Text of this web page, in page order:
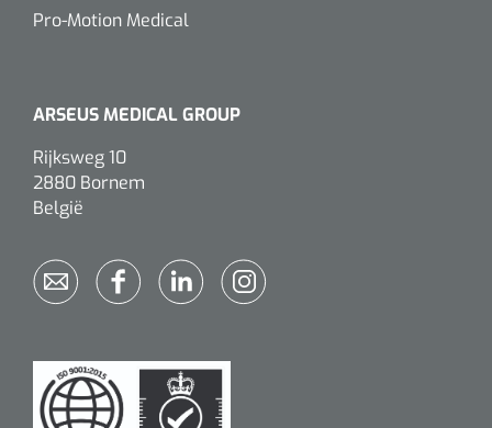
Pro-Motion Medical
ARSEUS MEDICAL GROUP
Rijksweg 10
2880 Bornem
België